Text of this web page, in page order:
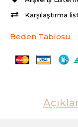
Karşılaştırma
Beden Tablosu